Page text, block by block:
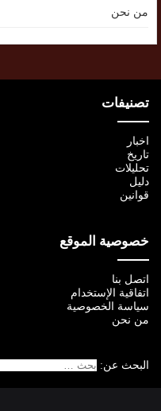
من نحن
تصنيفات
اخبار
تاريخ
تحليلات
دليل
قوانين
خصوصية الموقع
اتصل بنا
اتفاقية الإستخدام
سياسة الخصوصية
من نحن
البحث عن: